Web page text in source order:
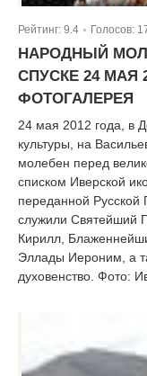
Рейтинг: 9.4 Голосов:
НАРОДНЫЙ
СПУСКЕ 24 МАЯ
ФОТОГАЛЕРЕЯ
24 мая 2012 года, в
культуры, на
молебен перед
списком Иверской
переданной
служили Святейший
Кирилл,
Эллады Иероним, а
духовенство. Фото: